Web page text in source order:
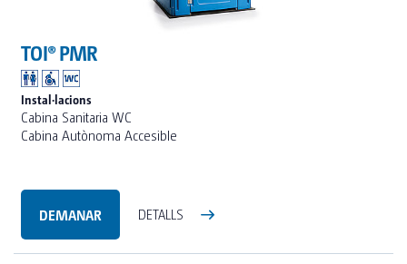
TOI® PMR
Instal·lacions
Cabina Sanitaria WC
Cabina Autònoma Accesible
DEMANAR DETALLS